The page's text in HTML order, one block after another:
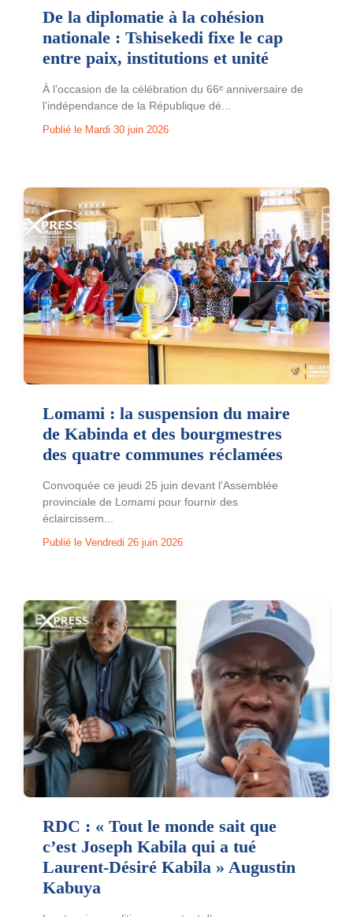
De la diplomatie à la cohésion
nationale : Tshisekedi fixe le cap
entre paix, institutions et unité
À l’occasion de la célébration du 66ᵉ anniversaire de
l’indépendance de la République dé...
Publié le Mardi 30 juin 2026
Lomami : la suspension du maire
de Kabinda et des bourgmestres
des quatre communes réclamées
Convoquée ce jeudi 25 juin devant l'Assemblée
provinciale de Lomami pour fournir des
éclaircissem...
Publié le Vendredi 26 juin 2026
RDC : « Tout le monde sait que
c’est Joseph Kabila qui a tué
Laurent-Désiré Kabila » Augustin
Kabuya